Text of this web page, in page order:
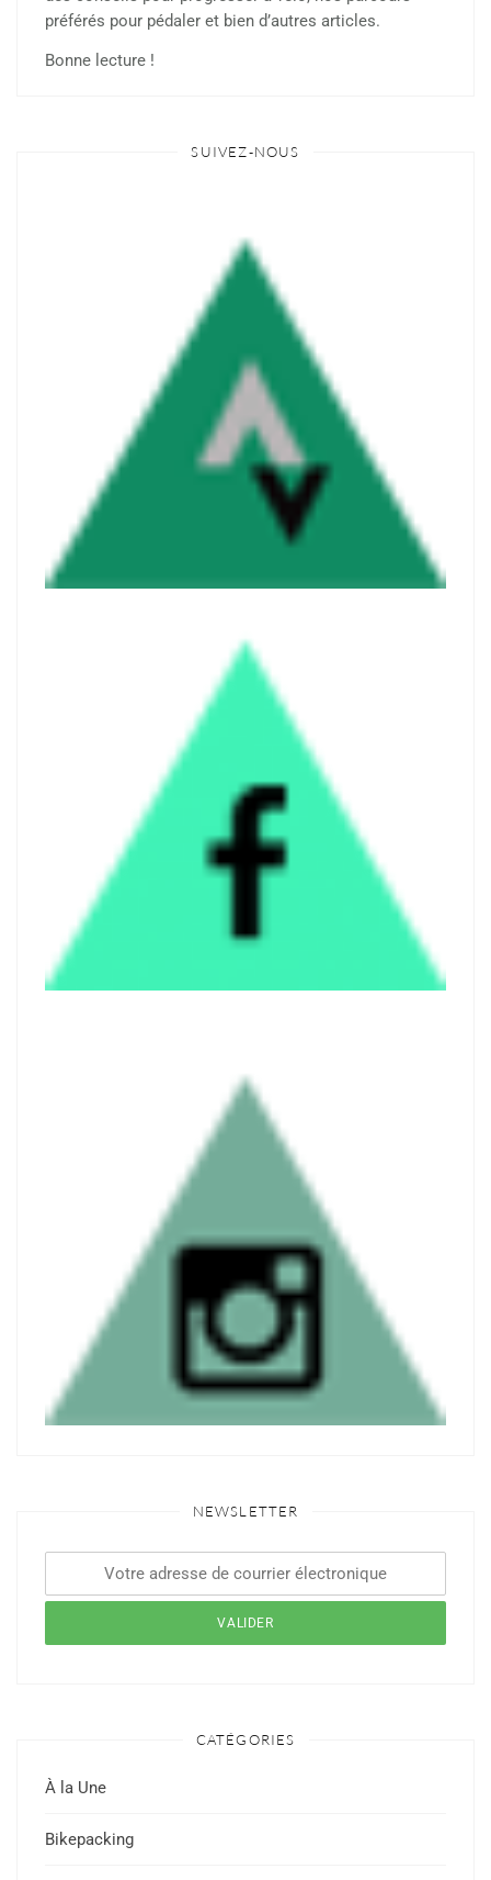
préférés pour pédaler et bien d’autres articles.
Bonne lecture !
SUIVEZ-NOUS
NEWSLETTER
CATÉGORIES
À la Une
Bikepacking